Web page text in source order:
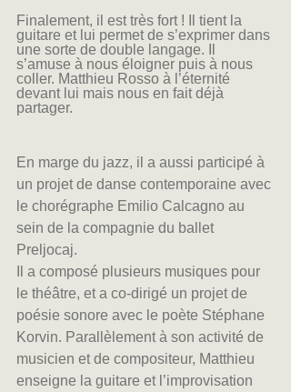
Finalement, il est très fort ! Il tient la
guitare et lui permet de s’exprimer dans
une sorte de double langage. Il
s’amuse à nous éloigner puis à nous
coller. Matthieu Rosso à l’éternité
devant lui mais nous en fait déjà
partager.
En marge du jazz, il a aussi participé à
un projet de danse contemporaine avec
le chorégraphe Emilio Calcagno au
sein de la compagnie du ballet
Preljocaj.
Il a composé plusieurs musiques pour
le théâtre, et a co-dirigé un projet de
poésie sonore avec le poète Stéphane
Korvin. Parallèlement à son activité de
musicien et de compositeur, Matthieu
enseigne la guitare et l’improvisation